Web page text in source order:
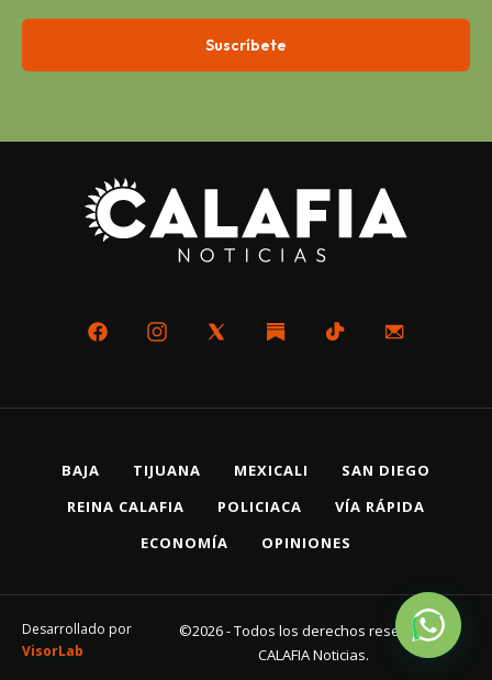
BAJA TIJUANA MEXICALI
SAN DIEGO
REINA CALAFIA
POLICIACA
VÍA RÁPIDA
ECONOMÍA
OPINIONES
Desarrollado por
VisorLab
©2026 - Todos los derechos reservados
CALAFIA Noticias.